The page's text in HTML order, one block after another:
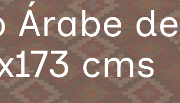
Árabe de
cms